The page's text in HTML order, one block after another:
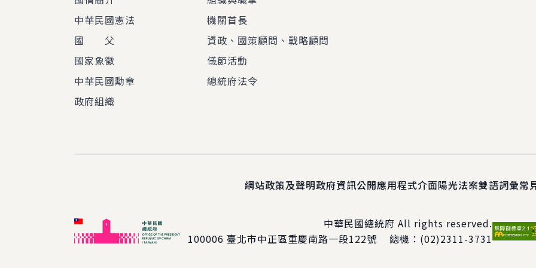
中華民國憲法
國 父
國家象徵
中華民國勳章
政府組織
機關首長
資政、國策顧問、戰略顧問
儀節活動
總統府法令
網站政策及聲明政府資訊公開應用程式介面陽光法案雙語詞彙常
中華民國總統府 All rights reserved.
100006 臺北市中正區重慶南路一段122號 總機： (02)2311-3731